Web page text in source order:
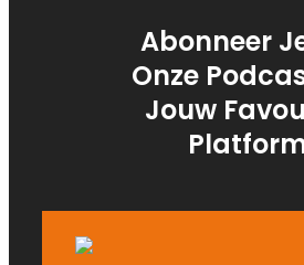
Abonneer
Onze
Jouw